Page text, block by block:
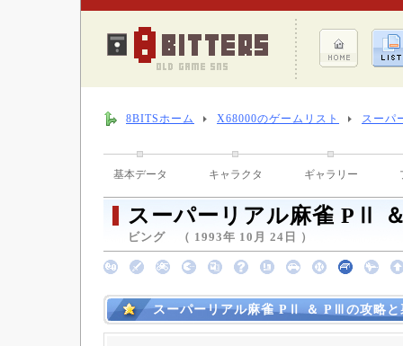
8BITSホーム X68000のゲームリスト スーパ
基本データ キャラクタ ギャラリー
スーパーリアル麻雀 PⅡ
ビング （ 1993年 10月 24日 ）
スーパーリアル麻雀 PⅡ ＆ PⅢの攻略と